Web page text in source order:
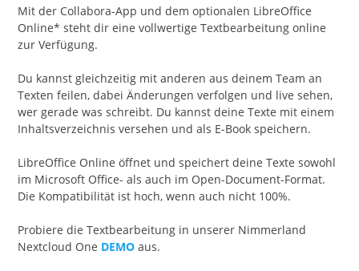
Mit der Collabora-App und dem optionalen LibreOffice
Online* steht dir eine vollwertige Textbearbeitung online
zur Verfügung.
Du kannst gleichzeitig mit anderen aus deinem Team an
Texten feilen, dabei Änderungen verfolgen und live sehen,
wer gerade was schreibt. Du kannst deine Texte mit einem
Inhaltsverzeichnis versehen und als E-Book speichern.
LibreOffice Online öffnet und speichert deine Texte sowohl
im Microsoft Office- als auch im Open-Document-Format.
Die Kompatibilität ist hoch, wenn auch nicht 100%.
Probiere die Textbearbeitung in unserer Nimmerland
Nextcloud One DEMO aus.